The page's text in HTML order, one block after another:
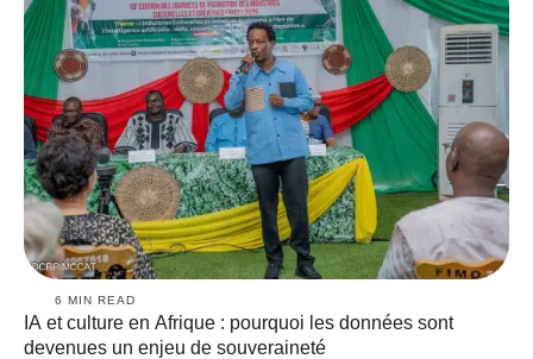
6 MIN READ
IA et culture en Afrique : pourquoi les données sont
devenues un enjeu de souveraineté